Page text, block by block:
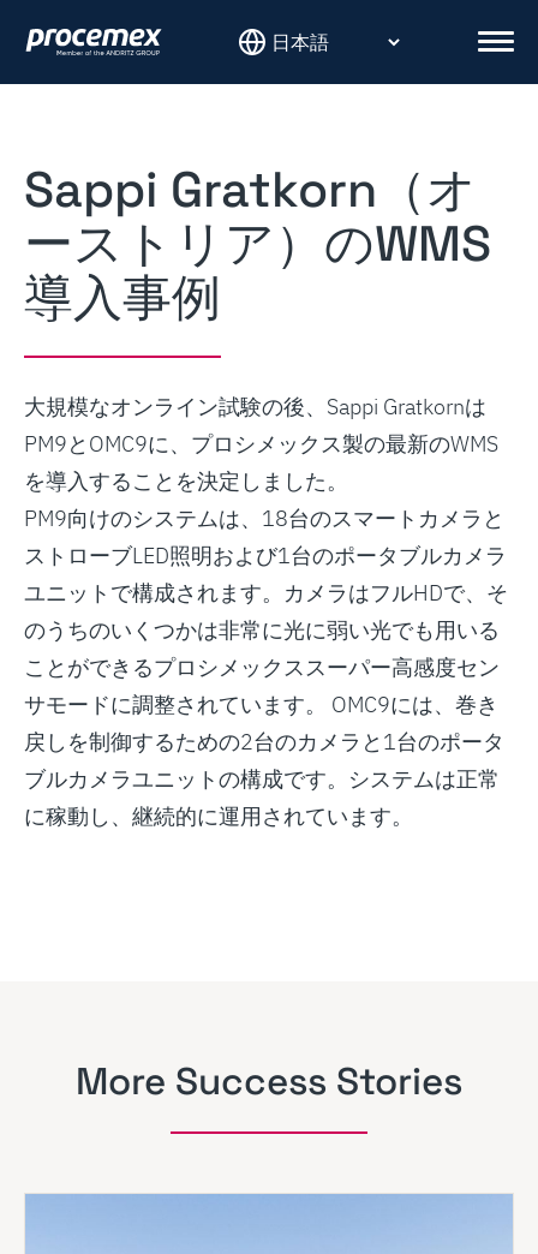
content
Sappi Gratkorn（オ
ーストリア）のWMS
導入事例
大規模なオンライン試験の後、Sappi Gratkornは
PM9とOMC9に、プロシメックス製の最新のWMS
を導入することを決定しました。
PM9向けのシステムは、18台のスマートカメラと
ストローブLED照明および1台のポータブルカメラ
ユニットで構成されます。カメラはフルHDで、そ
のうちのいくつかは非常に光に弱い光でも用いる
ことができるプロシメックススーパー高感度セン
サモードに調整されています。 OMC9には、巻き
戻しを制御するための2台のカメラと1台のポータ
ブルカメラユニットの構成です。システムは正常
に稼動し、継続的に運用されています。
More Success Stories